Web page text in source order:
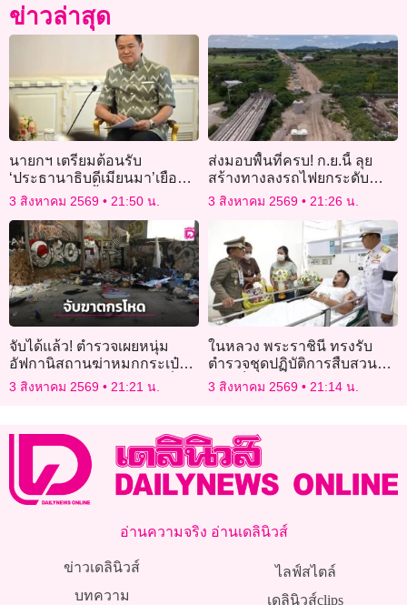
ข่าวล่าสุด
นายกฯ เตรียมต้อนรับ
‘ประธานาธิบดีเมียนมา’เยือน
ไทย 6-7 ส.ค.นี้
3 สิงหาคม 2569 21:50 น.
ส่งมอบพื้นที่ครบ! ก.ย.นี้ ลุย
สร้างทางลงรถไฟยกระดับ
“มาบกะเบา-คลองขนานจิตร”
3 สิงหาคม 2569 21:26 น.
จับได้แล้ว! ตำรวจเผยหนุ่ม
อัฟกานิสถานฆ่าหมกกระเป๋า
หญิงอังกฤษ เหตุไม่พอใจเรื่อง
3 สิงหาคม 2569 21:21 น.
ในหลวง พระราชินี ทรงรับ
ตำรวจชุดปฏิบัติการสืบสวน
บาดเจ็บ ไว้เป็นคนไข้ใน
3 สิงหาคม 2569 21:14 น.
อ่านความจริง อ่านเดลินิวส์
ข่าวเดลินิวส์
บทความ
ไลฟ์สไตล์
เดลินิวส์clips